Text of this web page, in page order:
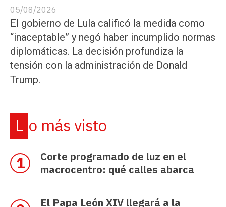
05/08/2026
El gobierno de Lula calificó la medida como
“inaceptable” y negó haber incumplido normas
diplomáticas. La decisión profundiza la
tensión con la administración de Donald
Trump.
Lo más visto
Corte programado de luz en el
macrocentro: qué calles abarca
El Papa León XIV llegará a la